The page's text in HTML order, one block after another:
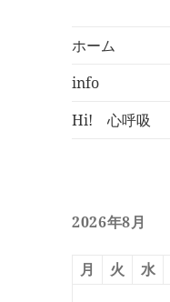
ホーム
info
Hi! 心呼吸
2026年8月
月 火 水